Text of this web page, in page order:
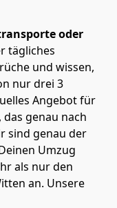
oder
tägliches
und wissen,
nur drei 3
Angebot für
genau nach
sind genau der
Umzug
als nur den
an. Unsere